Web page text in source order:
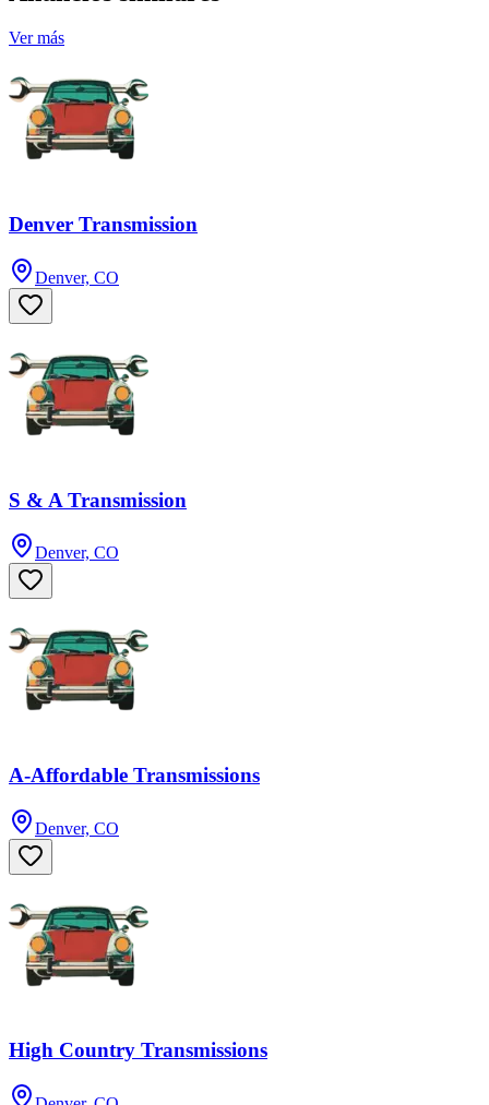
Ver más
Denver Transmission
Denver, CO
S & A Transmission
Denver, CO
A-Affordable Transmissions
Denver, CO
High Country Transmissions